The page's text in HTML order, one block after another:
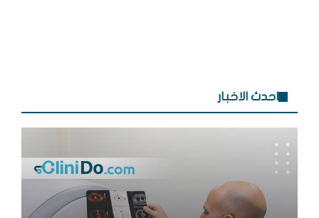
احدث الاخبار